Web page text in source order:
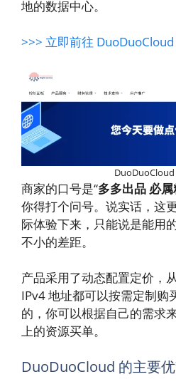
地的数据中心。
>>> 立即前往 DuoDuoCloud
商家的口号是“多多出品 必
你得打个问号。说实话，这
际体验下来，只能说是能用
不小的差距。
产品采用了动态配置定价，
IPv4 地址都可以按需定制购
的，你可以根据自己的需求
上的资源买单。
DuoDuoCloud 的主要